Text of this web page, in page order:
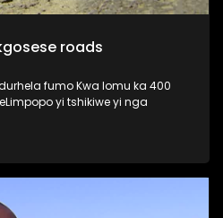
roads
fumo Kwa lomu ka 400
yi tshikiwe yi nga